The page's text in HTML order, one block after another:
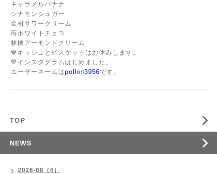
キャラメルバナナ
シナモンシュガー
金柑サワークリーム
苺ホワイトチョコ
林檎アーモンドクリーム
💙キッシュとビスケットはお休みします。
💙インスタグラムはじめました。
ユーザーネームはpollon3956です。
TOP
NEWS
2026-08（4）